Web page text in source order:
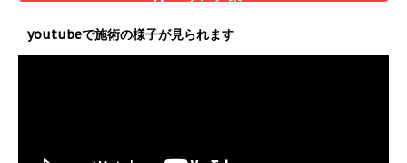
youtubeで施術の様子が見られます